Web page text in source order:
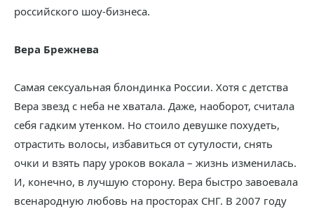
российского шоу-бизнеса.
Вера Брежнева
Самая сексуальная блондинка России. Хотя с детства
Вера звезд с неба не хватала. Даже, наоборот, считала
себя гадким утенком. Но стоило девушке похудеть,
отрастить волосы, избавиться от сутулости, снять
очки и взять пару уроков вокала – жизнь изменилась.
И, конечно, в лучшую сторону. Вера быстро завоевала
всенародную любовь на просторах СНГ. В 2007 году